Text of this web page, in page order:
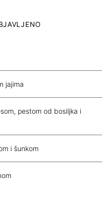
jajima
pestom od bosiljka i
i šunkom